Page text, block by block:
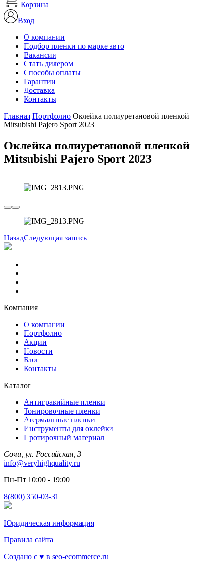
Корзина
Вход
О компании
Подбор пленки по марке авто
Вакансии
Стать дилером
Способы оплаты
Гарантии
Доставка
Контакты
Главная Портфолио Оклейка полиуретановой пленкой
Mitsubishi Pajero Sport 2023
Оклейка полиуретановой пленкой
Mitsubishi Pajero Sport 2023
НазадСледующая запись
Компания
О компании
Портфолио
Акции
Новости
Блог
Контакты
Каталог
Антигравийные пленки
Тонировочные пленки
Атермальные пленки
Инструменты для оклейки
Протирочный материал
Сочи, ул. Российская, 3
info@veryhighquality.ru
Пн-Пт 10:00 - 19:00
8(800) 350-03-31
Юридическая информация
Правила сайта
Создано с ♥️ в seo-ecommerce.ru